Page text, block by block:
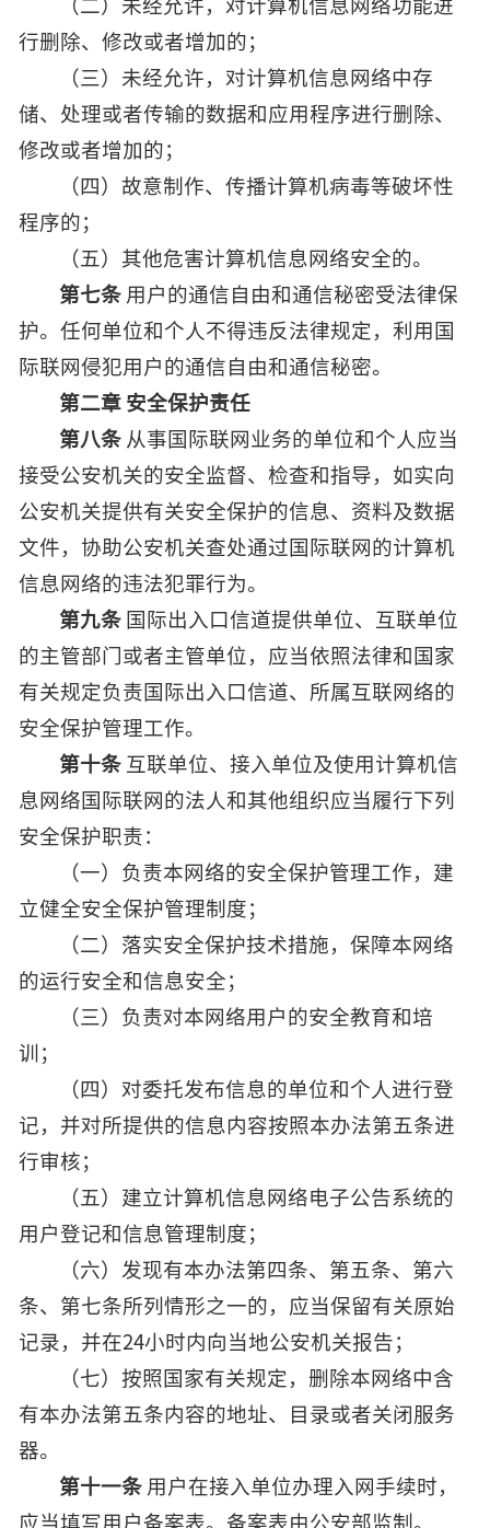
（二）未经允许，对计算机信息网络功能进
行删除、修改或者增加的；
（三）未经允许，对计算机信息网络中存
储、处理或者传输的数据和应用程序进行删除、
修改或者增加的；
（四）故意制作、传播计算机病毒等破坏性
程序的；
（五）其他危害计算机信息网络安全的。
第七条 用户的通信自由和通信秘密受法律保
护。任何单位和个人不得违反法律规定，利用国
际联网侵犯用户的通信自由和通信秘密。
第二章 安全保护责任
第八条 从事国际联网业务的单位和个人应当
接受公安机关的安全监督、检查和指导，如实向
公安机关提供有关安全保护的信息、资料及数据
文件，协助公安机关查处通过国际联网的计算机
信息网络的违法犯罪行为。
第九条 国际出入口信道提供单位、互联单位
的主管部门或者主管单位，应当依照法律和国家
有关规定负责国际出入口信道、所属互联网络的
安全保护管理工作。
第十条 互联单位、接入单位及使用计算机信
息网络国际联网的法人和其他组织应当履行下列
安全保护职责：
（一）负责本网络的安全保护管理工作，建
立健全安全保护管理制度；
（二）落实安全保护技术措施，保障本网络
的运行安全和信息安全；
（三）负责对本网络用户的安全教育和培
训；
（四）对委托发布信息的单位和个人进行登
记，并对所提供的信息内容按照本办法第五条进
行审核；
（五）建立计算机信息网络电子公告系统的
用户登记和信息管理制度；
（六）发现有本办法第四条、第五条、第六
条、第七条所列情形之一的，应当保留有关原始
记录，并在24小时内向当地公安机关报告；
（七）按照国家有关规定，删除本网络中含
有本办法第五条内容的地址、目录或者关闭服务
器。
第十一条 用户在接入单位办理入网手续时，
应当填写用户备案表。备案表由公安部监制。